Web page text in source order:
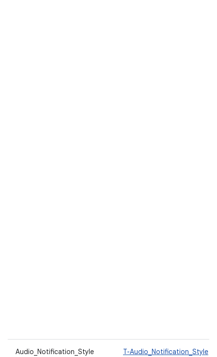
Audio_Notification_Style T-Audio_Notification_Style